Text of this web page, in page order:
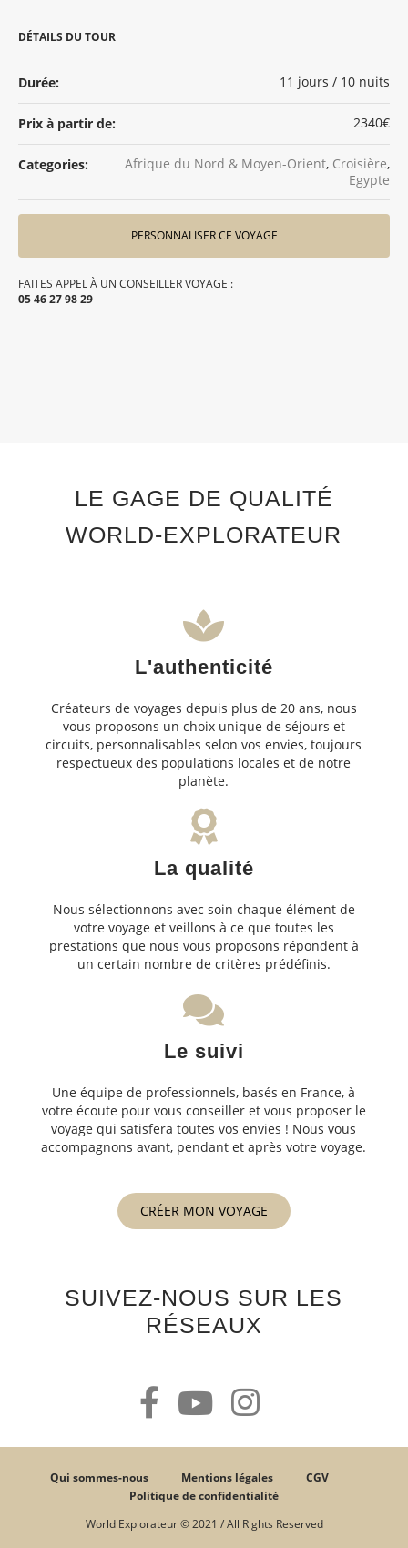
DÉTAILS DU TOUR
Durée: 11 jours / 10 nuits
Prix à partir de: 2340€
Categories: Afrique du Nord & Moyen-Orient, Croisière,
Egypte
PERSONNALISER CE VOYAGE
FAITES APPEL À UN CONSEILLER VOYAGE :
05 46 27 98 29
LE GAGE DE QUALITÉ
WORLD-EXPLORATEUR
L'authenticité
Créateurs de voyages depuis plus de 20 ans, nous
vous proposons un choix unique de séjours et
circuits, personnalisables selon vos envies, toujours
respectueux des populations locales et de notre
planète.
La qualité
Nous sélectionnons avec soin chaque élément de
votre voyage et veillons à ce que toutes les
prestations que nous vous proposons répondent à
un certain nombre de critères prédéfinis.
Le suivi
Une équipe de professionnels, basés en France, à
votre écoute pour vous conseiller et vous proposer le
voyage qui satisfera toutes vos envies ! Nous vous
accompagnons avant, pendant et après votre voyage.
CRÉER MON VOYAGE
SUIVEZ-NOUS SUR LES
RÉSEAUX
Qui sommes-nous Mentions légales
CGV
Politique de confidentialité
World Explorateur © 2021 / All Rights Reserved